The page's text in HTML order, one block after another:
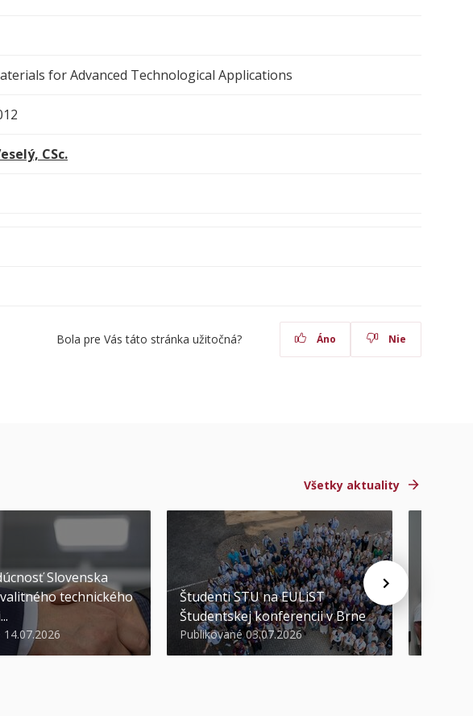
for Advanced Technological Applications
CSc.
Bola pre Vás táto stránka užitočná? Áno Nie
Všetky aktuality
Slovenska
technického
Študenti STU na EULiST
Študentskej konferencii v Brne
Publikované 03.07.2026